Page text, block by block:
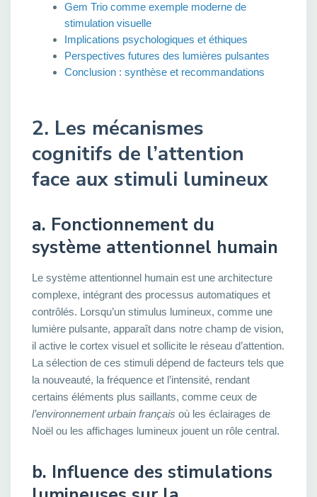
Gem Trio comme exemple moderne de
stimulation visuelle
Implications psychologiques et éthiques
Perspectives futures des lumières pulsantes
Conclusion : synthèse et recommandations
2. Les mécanismes
cognitifs de l’attention
face aux stimuli lumineux
a. Fonctionnement du
système attentionnel humain
Le système attentionnel humain est une architecture
complexe, intégrant des processus automatiques et
contrôlés. Lorsqu’un stimulus lumineux, comme une
lumière pulsante, apparaît dans notre champ de vision,
il active le cortex visuel et sollicite le réseau d’attention.
La sélection de ces stimuli dépend de facteurs tels que
la nouveauté, la fréquence et l’intensité, rendant
certains éléments plus saillants, comme ceux de
l’environnement urbain français où les éclairages de
Noël ou les affichages lumineux jouent un rôle central.
b. Influence des stimulations